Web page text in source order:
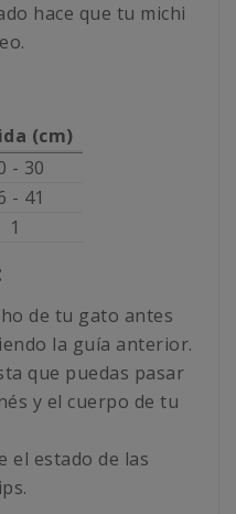
hace que tu michi
(cm)
- 30
- 41
1
de tu gato antes
la guía anterior.
que puedas pasar
y el cuerpo de tu
el estado de las